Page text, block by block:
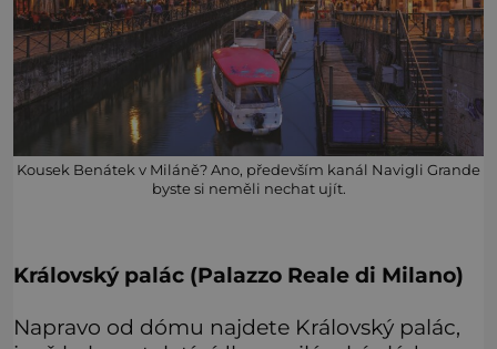
Kousek Benátek v Miláně? Ano, především kanál Navigli Grande
byste si neměli nechat ujít.
Královský palác (Palazzo Reale di Milano)
Napravo od dómu najdete Královský palác,